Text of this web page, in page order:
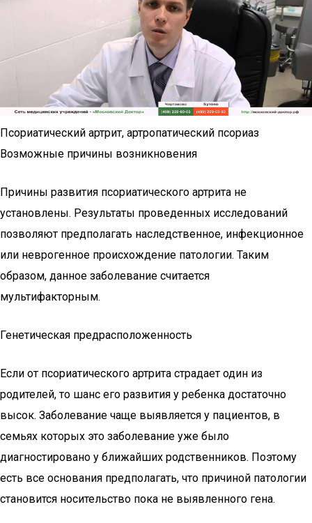
Псориатический артрит, артропатический псориаз
Возможные причины возникновения
Причины развития псориатического артрита не
установлены. Результаты проведенных исследований
позволяют предполагать наследственное, инфекционное
или неврогенное происхождение патологии. Таким
образом, данное заболевание считается
мультифакторным.
Генетическая предрасположенность
Если от псориатического артрита страдает один из
родителей, то шанс его развития у ребенка достаточно
высок. Заболевание чаще выявляется у пациентов, в
семьях которых это заболевание уже было
диагностировано у ближайших родственников. Поэтому
есть все основания предполагать, что причиной патологии
становится носительство пока не выявленного гена.